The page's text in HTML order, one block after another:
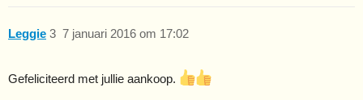
Leggie 7 januari 2016 om 17:02
3
Gefeliciteerd met jullie aankoop.